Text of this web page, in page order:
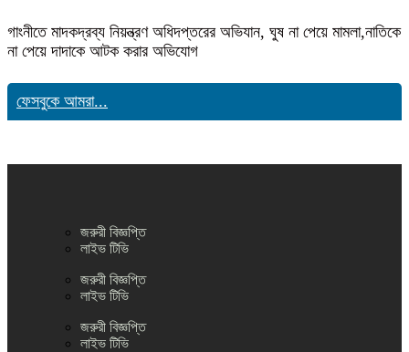
গাংনীতে মাদকদ্রব্য নিয়ন্ত্রণ অধিদপ্তরের অভিযান, ঘুষ না পেয়ে মামলা,নাতিকে
না পেয়ে দাদাকে আটক করার অভিযোগ
ফেসবুকে আমরা...
জরুরী বিজ্ঞপ্তি
লাইভ টিভি
জরুরী বিজ্ঞপ্তি
লাইভ টিভি
জরুরী বিজ্ঞপ্তি
লাইভ টিভি